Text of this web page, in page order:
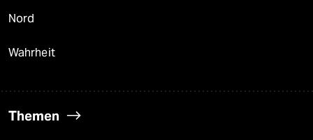
Nord
Wahrheit
Themen